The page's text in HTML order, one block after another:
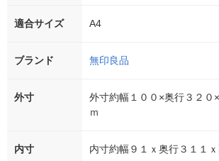
適合サイズ A4
ブランド 無印良品
外寸
外寸約幅１００×奥行３２０
ｍ
内寸 内寸約幅９１ｘ奥行３１１